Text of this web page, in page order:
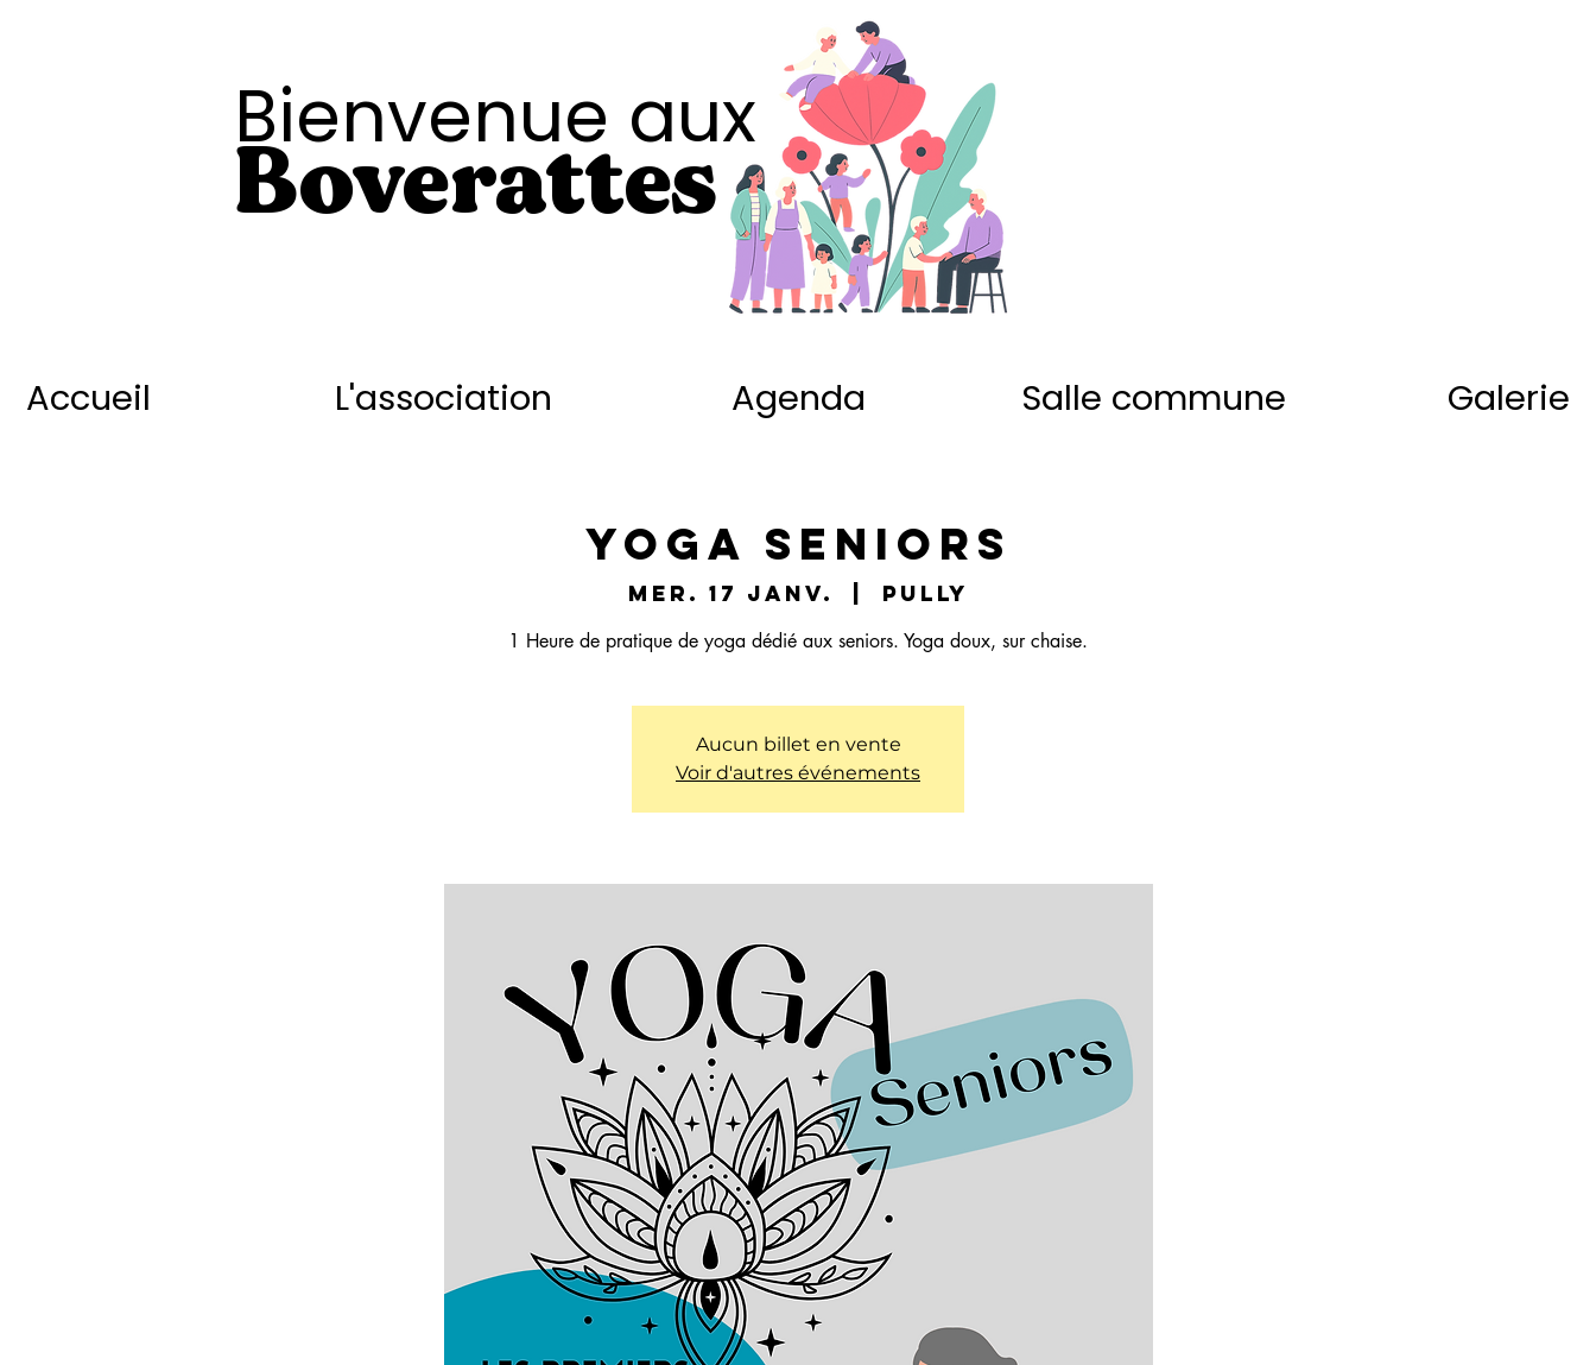
Bienvenue aux
Boverattes
Accueil L'association Agenda Salle commune Galerie
Yoga Seniors
mer. 17 janv. Pully
Aucun billet en vente
Voir d'autres événements